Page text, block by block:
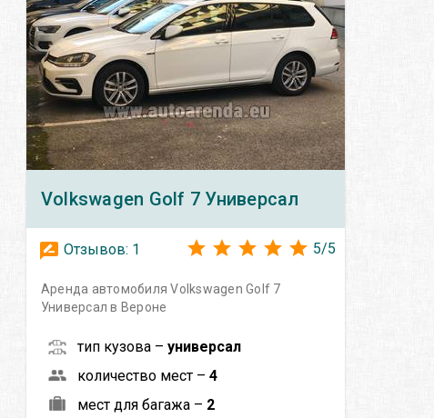
Volkswagen Golf 7 Универсал
Отзывов: 1 5/5
Аренда автомобиля Volkswagen Golf 7
Универсал в Вероне
тип кузова – универсал
количество мест – 4
мест для багажа – 2